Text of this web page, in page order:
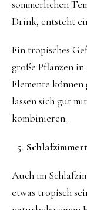
sommerlichen
Drink, entsteht
Ein tropisches
große Pflanzen
Elemente
lassen sich gut
kombinieren.
Auch im
etwas tropisch